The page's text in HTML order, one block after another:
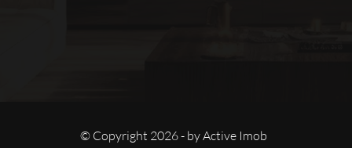
© Copyright 2026 - byActive Imob